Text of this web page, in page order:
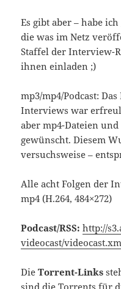
Es gibt aber – habe
die was im Netz
Staffel der Interview-
ihnen einladen ;)
mp3/mp4/Podcast:
Interviews war
aber mp4-Dateien und
gewünscht. Diesem
versuchsweise –
Alle acht Folgen der
mp4 (H.264, 484×272)
Podcast/RSS: http://
videocast/
DieTorrent-Links